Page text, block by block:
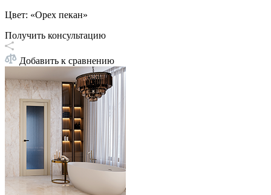
Цвет: «Орех пекан»
Получить консультацию
Добавить к сравнению